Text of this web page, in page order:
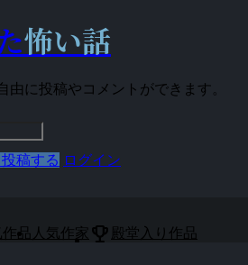
怖い話
由に投稿やコメントができます。
投稿する ログイン
作品 人気作家 emoji_events 殿堂入り作品